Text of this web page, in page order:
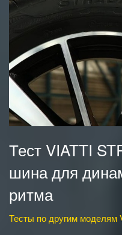
Тест VIATTI
шина для
ритма
Тесты по другим моделям